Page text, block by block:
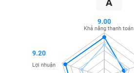
A
9.00
Khả năng thanh toán
9.20
Lợi nhuận